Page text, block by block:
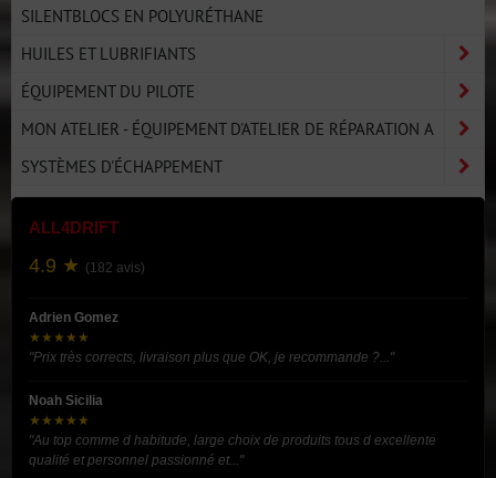
SILENTBLOCS EN POLYURÉTHANE
HUILES ET LUBRIFIANTS
ÉQUIPEMENT DU PILOTE
MON ATELIER - ÉQUIPEMENT D'ATELIER DE RÉPARATION A
SYSTÈMES D'ÉCHAPPEMENT
ALL4DRIFT
4.9 ★ (182 avis)
Adrien Gomez
★★★★★
"Prix très corrects, livraison plus que OK, je recommande ?..."
Noah Sicilia
★★★★★
"Au top comme d habitude, large choix de produits tous d excellente
qualité et personnel passionné et..."